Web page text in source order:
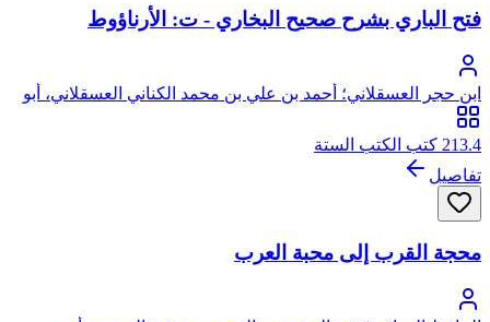
فتح الباري بشرح صحيح البخاري - ت: الأرناؤوط
ابن حجر العسقلاني؛ أحمد بن علي بن محمد الكناني العسقلاني، أبو
الفضل، شهاب الدين، ابن حجر
213.4 كتب الكتب الستة
تفاصيل
محجة القرب إلى محبة العرب